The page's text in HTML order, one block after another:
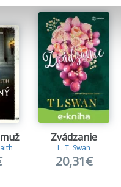
Zvádzanie
L. T. Swan
20,31€